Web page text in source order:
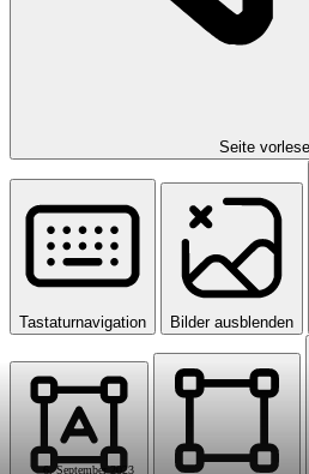
6. September 2023
Seite
Tastaturnavigation Bilder ausblenden